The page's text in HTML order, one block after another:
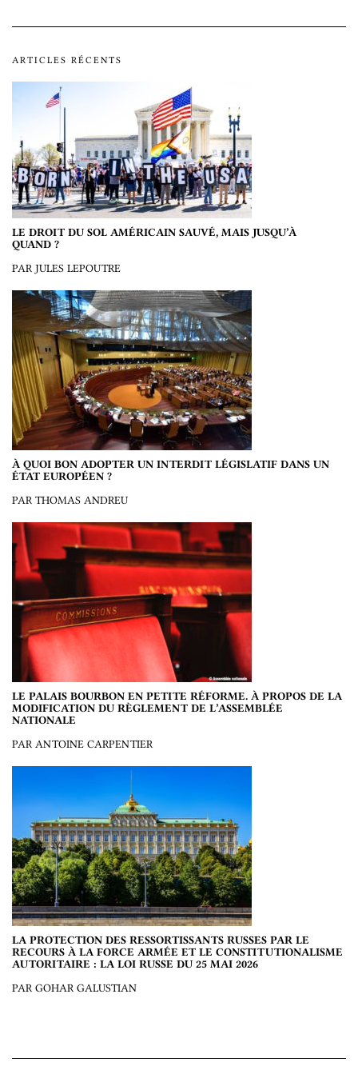
ARTICLES RÉCENTS
LE DROIT DU SOL AMÉRICAIN SAUVÉ, MAIS JUSQU’À
QUAND ?
PAR JULES LEPOUTRE
À QUOI BON ADOPTER UN INTERDIT LÉGISLATIF DANS UN
ÉTAT EUROPÉEN ?
PAR THOMAS ANDREU
LE PALAIS BOURBON EN PETITE RÉFORME. À PROPOS DE LA
MODIFICATION DU RÈGLEMENT DE L’ASSEMBLÉE
NATIONALE
PAR ANTOINE CARPENTIER
LA PROTECTION DES RESSORTISSANTS RUSSES PAR LE
RECOURS À LA FORCE ARMÉE ET LE CONSTITUTIONALISME
AUTORITAIRE : LA LOI RUSSE DU 25 MAI 2026
PAR GOHAR GALUSTIAN